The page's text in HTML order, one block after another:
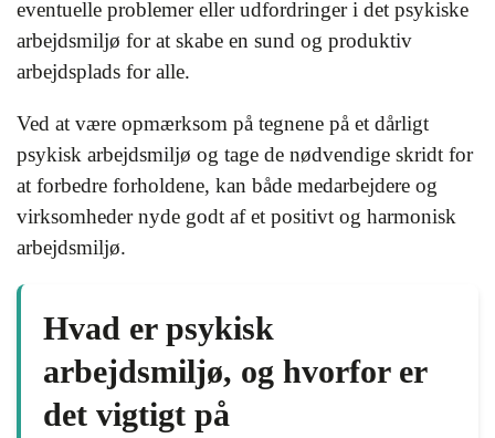
eventuelle problemer eller udfordringer i det psykiske
arbejdsmiljø for at skabe en sund og produktiv
arbejdsplads for alle.
Ved at være opmærksom på tegnene på et dårligt
psykisk arbejdsmiljø og tage de nødvendige skridt for
at forbedre forholdene, kan både medarbejdere og
virksomheder nyde godt af et positivt og harmonisk
arbejdsmiljø.
Hvad er psykisk
arbejdsmiljø, og hvorfor er
det vigtigt på